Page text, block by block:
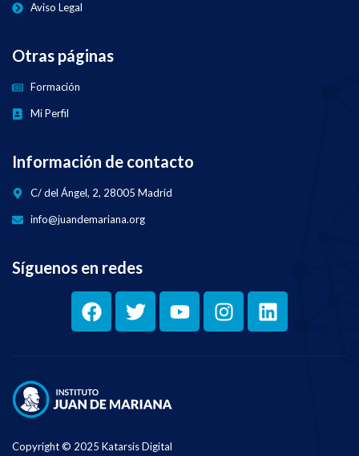
Aviso Legal
Otras páginas
Formación
Mi Perfil
Información de contacto
C/ del Ángel, 2, 28005 Madrid
info@juandemariana.org
Síguenos en redes
Copyright © 2025 Katarsis Digital